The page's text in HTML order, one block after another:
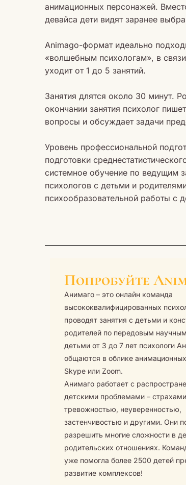
анимационных персонажей.
девайса дети видят заранее
Animago-формат идеально
«волшебным психологам», в
уходит от 1 до 5 занятий.
Занятия длятся около 30 минут.
окончании занятия психолог
вопросы и обсуждает задачи
Уровень профессиональной
подготовки
системное обучение по ведущим
психологов с детьми и
психообразовательной работы с
Попробуйте
Анимаго – это онлайн команда
высококвалифицированных
проводят занятия с детьми и
родителей по передовым
детьми от 3 до 7 лет психологи
общаются в облике
Skype или Zoom.
Анимаго работает с
детскими проблемами –
тревожностью, неуверенностью,
застенчивостью и другими. Они
разрешить многие сложности в
родительских отношениях.
уже помогла более 2500 детей
развитие комплексов!